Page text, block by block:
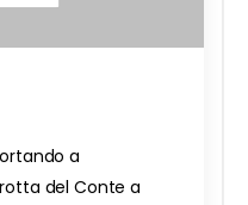
a
del Conte a